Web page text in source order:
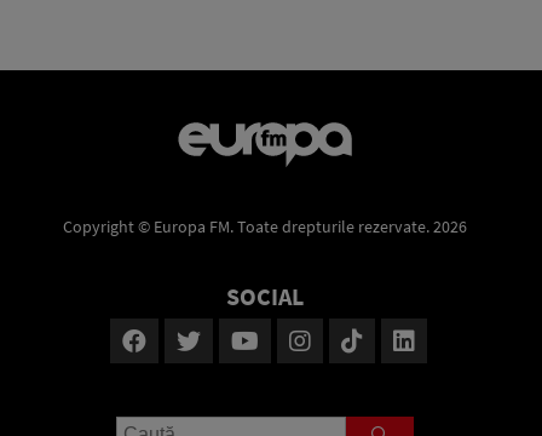
Copyright © Europa FM. Toate drepturile rezervate. 2026
SOCIAL